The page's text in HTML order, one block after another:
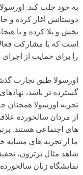
به خود جلب کند.
دوستانش آغاز کرده و
پخش و پلا کرده و با
است که با مشارکت
را برای حمایت از
اورسولا طبق تجارب
گسترده تر باشد،
تجربه اورسولا همچنان
از مردان سالخورده
های اجتماعی هستند.
ما از تجربه های
شاهد مثال برترون،
نمایشگاه زنان